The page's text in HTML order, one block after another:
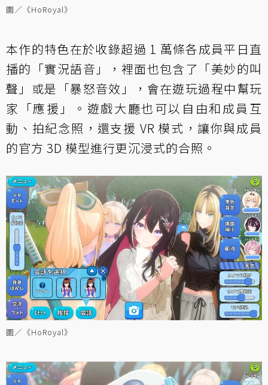
圖／《HoRoyal》
本作的特色在於收錄超過 1 萬條各成員平日直
播的「實況語音」，裡面也包含了「美妙的叫
聲」或是「暴怒音效」，會在遊玩過程中幫玩
家「應援」。遊戲大廳也可以自由和成員互
動、拍紀念照，還支援 VR 模式，讓你與成員
的官方 3D 模型進行更沉浸式的合照。
圖／《HoRoyal》